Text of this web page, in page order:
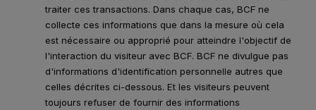
traiter ces transactions. Dans chaque cas, BCF ne
collecte ces informations que dans la mesure où cela
est nécessaire ou approprié pour atteindre l'objectif de
l'interaction du visiteur avec BCF. BCF ne divulgue pas
d'informations d'identification personnelle autres que
celles décrites ci-dessous. Et les visiteurs peuvent
toujours refuser de fournir des informations